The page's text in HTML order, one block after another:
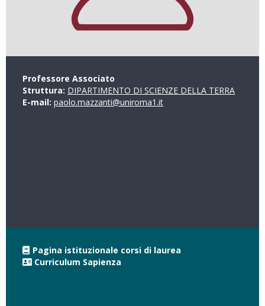
Professore Associato
Struttura: DIPARTIMENTO DI SCIENZE DELLA TERRA
E-mail: paolo.mazzanti@uniroma1.it
Pagina istituzionale corsi di laurea
Curriculum Sapienza